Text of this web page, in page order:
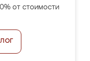
от стоимости